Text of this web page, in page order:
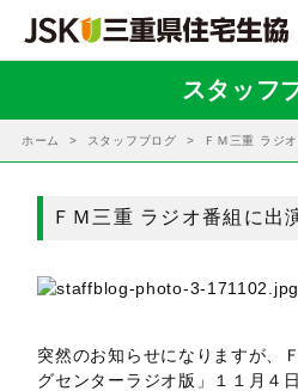
スタッフ
ホーム スタッフブログ ＦＭ三重 ラジ
ＦＭ三重 ラジオ番組に出
突然のお知らせになりますが、
グセンターラジオ版」１１月４